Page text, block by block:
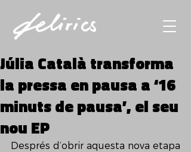
Júlia Català transforma
la pressa en pausa a ‘16
minuts de pausa’, el seu
nou EP
Després d’obrir aquesta nova etapa